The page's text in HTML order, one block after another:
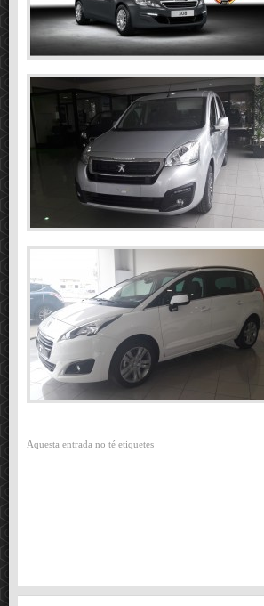
Aquesta entrada no té etiquetes